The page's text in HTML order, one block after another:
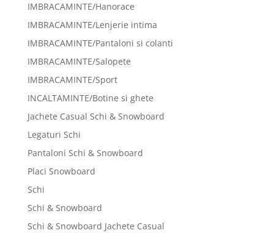
IMBRACAMINTE/Hanorace
IMBRACAMINTE/Lenjerie intima
IMBRACAMINTE/Pantaloni si colanti
IMBRACAMINTE/Salopete
IMBRACAMINTE/Sport
INCALTAMINTE/Botine si ghete
Jachete Casual Schi & Snowboard
Legaturi Schi
Pantaloni Schi & Snowboard
Placi Snowboard
Schi
Schi & Snowboard
Schi & Snowboard Jachete Casual